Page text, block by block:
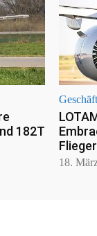
182T
Flieger
18.